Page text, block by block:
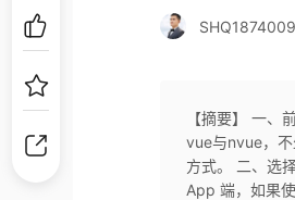
SHQ1874009
【摘要】 一
vue与nvue，
方式。 二、选
App 端，如果